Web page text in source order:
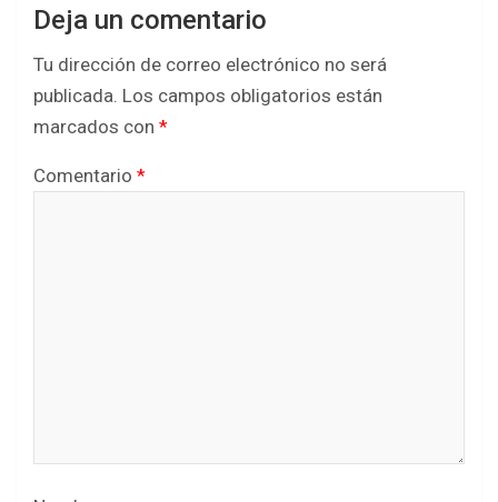
Deja un comentario
Tu dirección de correo electrónico no será
publicada. Los campos obligatorios están
marcados con *
Comentario *